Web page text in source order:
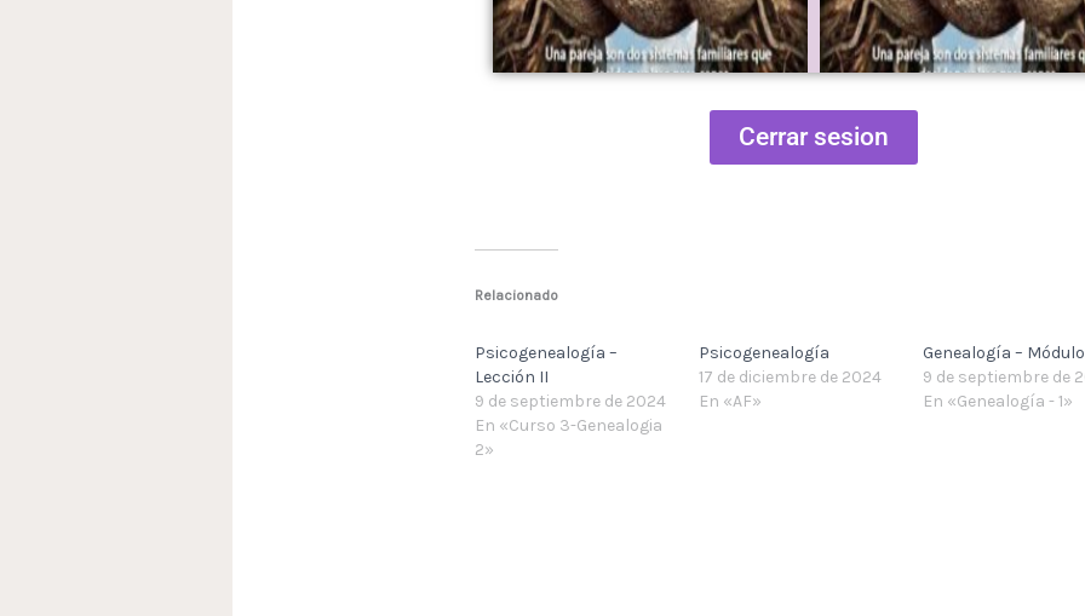
Cerrar sesion
Relacionado
Psicogenealogía –
Lección II
9 de septiembre de 2024
En «Curso 3-Genealogia
2»
Psicogenealogía
17 de diciembre de 2024
En «AF»
Genealogía –
9 de septiembre de
En «Genealogía - 1»